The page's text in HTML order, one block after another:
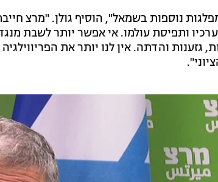
נוספות בשמאל", הוסיף גולן. "מרצ
ותפיסת עולמו. אי אפשר יותר לשבת